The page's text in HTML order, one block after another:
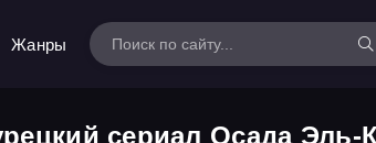
Жанры
сериал Осада Эль-